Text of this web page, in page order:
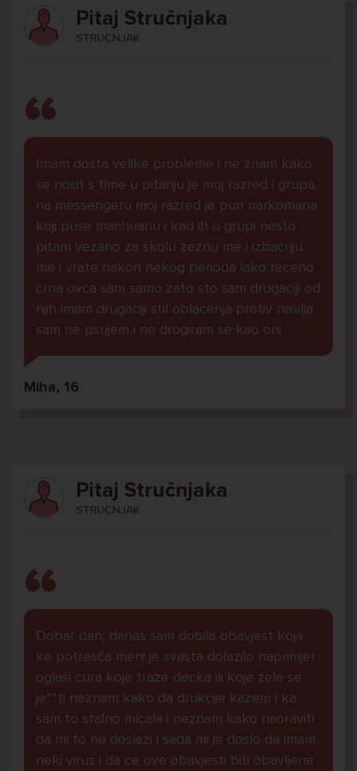
Pitaj Stručnjaka
STRUCNJAK
Imam dosta velike probleme i ne znam kako
se nosit s time u pitanju je moj razred i grupa
na messengeru moj razred je pun narkomana
koji puse marihuanu i kad ih u grupi nesto
pitam vezano za skolu zeznu me i izbacuju
me i vrate nakon nekog perioda lako receno
crna ovca sam samo zato sto sam drugaciji od
njih imam drugaciji stil oblacenja protiv nasilja
sam ne psujem i ne drogiram se kao oni.
Miha, 16
Pitaj Stručnjaka
STRUCNJAK
Dobar dan, danas sam dobila obavjest koja
ke potresča meni je svasta dolazilo naprimjer
oglasi cura koje traze decka ili koje zele se
je**ti neznam kako da drukcije kazem i ka
sam to stalno micala i neznam kako naoraviti
da mi to ne doslazi i sada mi je doslo da imam
neki virus i da ce ove obavjesti biti obavljene